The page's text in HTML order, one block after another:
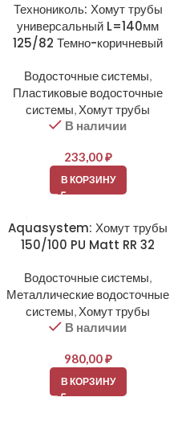
Технониколь: Хомут трубы
универсальный L=140мм
125/82 Темно-коричневый
Водосточные системы,
Пластиковые водосточные
системы, Хомут трубы
В наличии
233,00₽
В КОРЗИНУ
Aquasystem: Хомут трубы
150/100 PU Matt RR 32
Водосточные системы,
Металлические водосточные
системы, Хомут трубы
В наличии
980,00₽
В КОРЗИНУ